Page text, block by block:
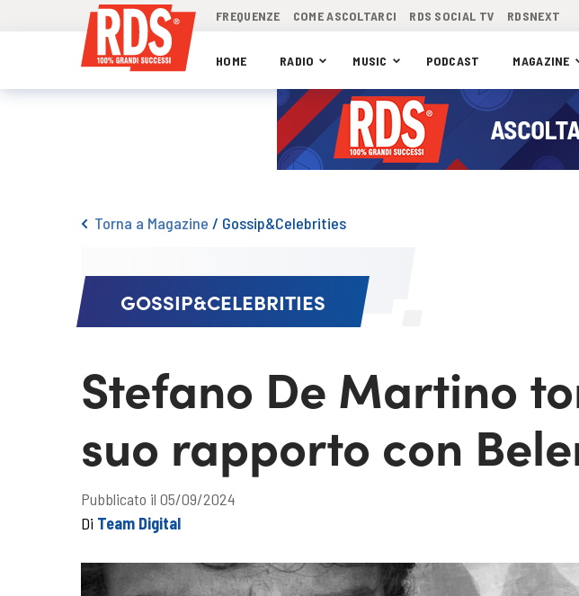
FREQUENZE COME ASCOLTARCI RDS SOCIAL TV RDSNEXT
HOME RADIO MUSIC PODCAST MAGAZINE
Torna a Magazine / Gossip&Celebrities
GOSSIP&CELEBRITIES
Stefano De Martino
suo rapporto con
Pubblicato il 05/09/2024
Di Team Digital